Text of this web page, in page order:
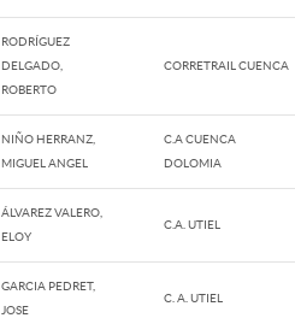
RODRÍGUEZ
DELGADO,
ROBERTO
CORRETRAIL CUENCA
NIÑO HERRANZ,
MIGUEL ANGEL
C.A CUENCA
DOLOMIA
ÁLVAREZ VALERO,
ELOY
C.A. UTIEL
GARCIA PEDRET,
JOSE
C. A. UTIEL